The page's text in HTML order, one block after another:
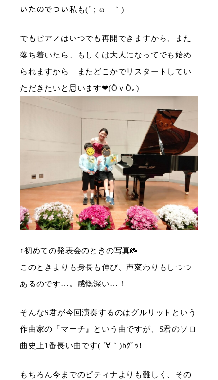
いたのでつい私も(´；ω；｀)
でもピアノはいつでも再開できますから、また
落ち着いたら、もしくは大人になってでも始め
られますから！またどこかでリスタートしてい
ただきたいと思います❤(ӦｖӦ｡)
↑初めての発表会のときの写真📸
このときよりも身長も伸び、声変わりもしつつ
あるのです…。感慨深い…！
そんなS君が今回演奏するのはグルリットという
作曲家の『マーチ』という曲ですが、S君のソロ
曲史上1番長い曲です( ´∀｀)bｸﾞｯ!
もちろん今までのピティナよりも難しく、その